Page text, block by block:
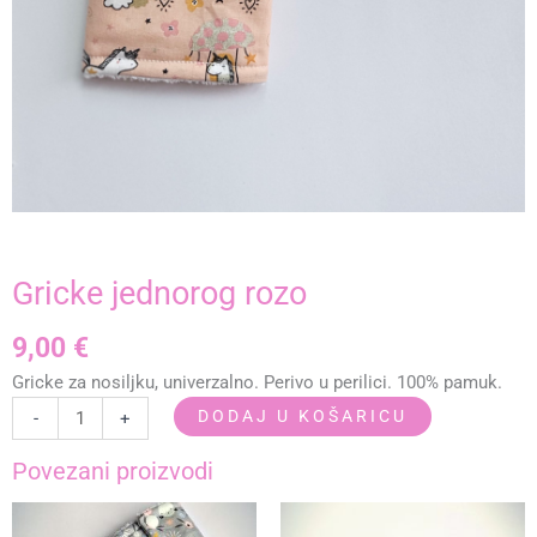
Gricke jednorog rozo
9,00 €
Gricke za nosiljku, univerzalno. Perivo u perilici. 100% pamuk.
-
jednorog
rozo
+ DODAJ U KOŠARICU
Povezani proizvodi